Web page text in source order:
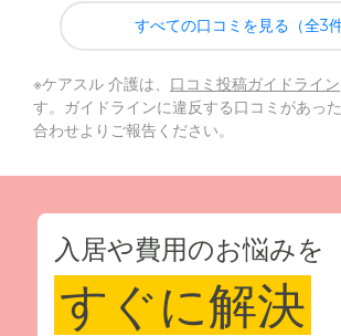
すべての口コミを見る（全3件
※ケアスル 介護は、 口コミ投稿ガイドライン
す。ガイドラインに違反する口コミがあっ
合わせよりご報告ください。
入居や費用のお悩みを
すぐに解決